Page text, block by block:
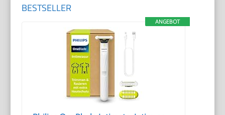
BESTSELLER
ANGEBOT